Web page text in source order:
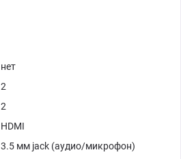
нет
2
2
HDMI
3.5 мм jack (аудио/микрофон)